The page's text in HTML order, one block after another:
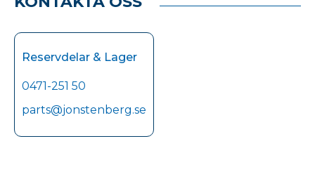
Reservdelar & Lager
0471-251 50
parts@jonstenberg.se